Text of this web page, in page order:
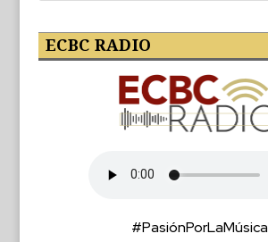
ECBC RADIO
#PasiónPorLaMúsica